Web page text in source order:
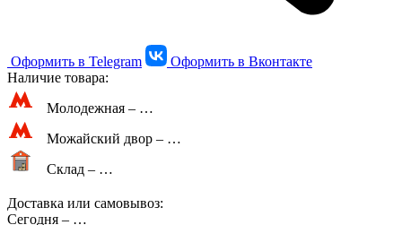
Оформить в Telegram
Оформить в Вконтакте
Наличие товара:
Молодежная – …
Можайский двор – …
Склад – …
Доставка или самовывоз:
Сегодня – …